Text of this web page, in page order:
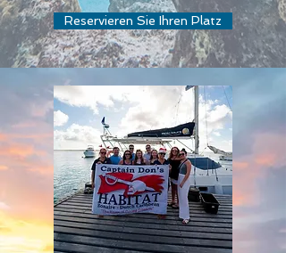
Reservieren Sie Ihren Platz